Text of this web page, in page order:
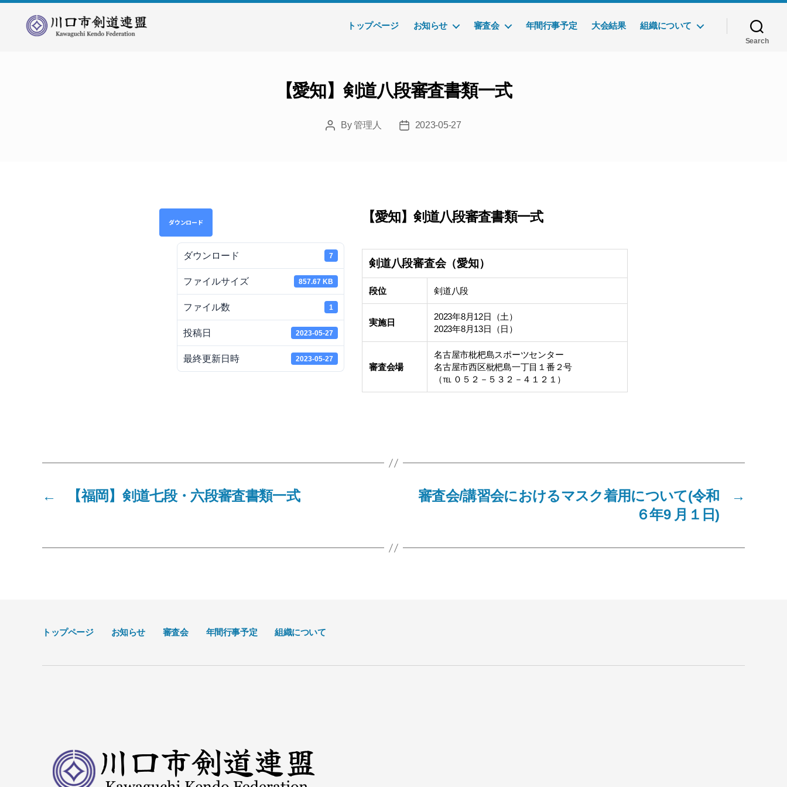
トップページ お知らせ 審査会 年間行事予定 大会結果 組織について
Search
【愛知】剣道八段審査書類一式
PostBy管理人
Post2023-05-27
ダウンロード
ダウンロード 7
ファイルサイズ 857.67 KB
ファイル数 1
投稿日 2023-05-27
最終更新日時 2023-05-27
【愛知】剣道八段審査書類一式
剣道八段審査会（愛知）
段位 剣道八段
実施日
2023年8月12日（土）
2023年8月13日（日）
審査会場
名古屋市枇杷島スポーツセンター
名古屋市西区枇杷島一丁目１番２号
（℡ ０５２－５３２－４１２１）
← 【福岡】剣道七段・六段審査書類一式 →
審査会/講習会におけるマスク着用について(令和
６年9 月１日)
トップページ お知らせ 審査会 年間行事予定 組織について